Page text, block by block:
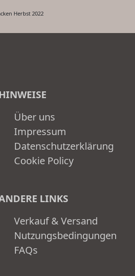
Herbst 2022
Über uns
Impressum
Datenschutzerklärung
Cookie Policy
LINKS
Verkauf & Versand
Nutzungsbedingungen
FAQs